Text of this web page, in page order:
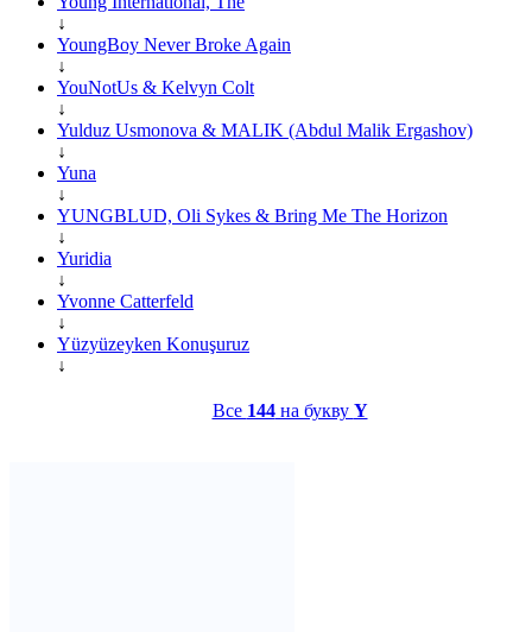
↓
YoungBoy Never Broke Again
↓
YouNotUs & Kelvyn Colt
↓
Yulduz Usmonova & MALIK (Abdul Malik Ergashov)
↓
Yuna
↓
YUNGBLUD, Oli Sykes & Bring Me The Horizon
↓
Yuridia
↓
Yvonne Catterfeld
↓
Yüzyüzeyken Konuşuruz
↓
Все 144на букву Y